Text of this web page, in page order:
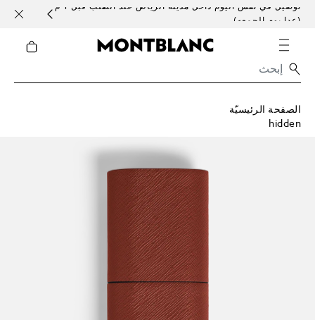
توصيل في نفس اليوم داخل مدينة الرياض عند الطلب قبل 1 م
(عدا يوم الجمعه)
الصفحة الرئيسيّة
hidden